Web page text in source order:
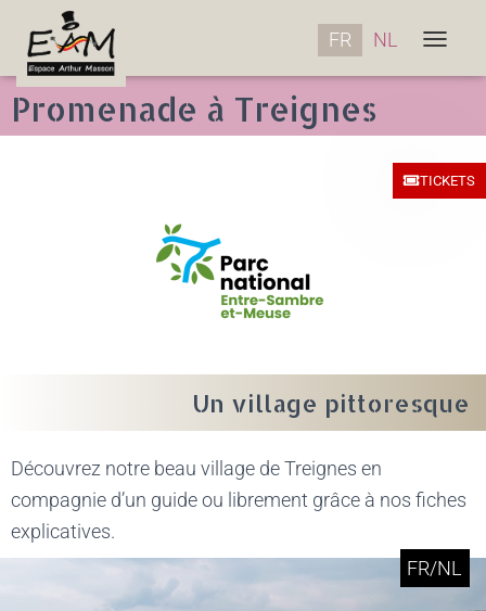
Promenade à Treignes
Un village pittoresque
Découvrez notre beau village de Treignes en
compagnie d’un guide ou librement grâce à nos fiches
explicatives.
FR/NL
TICKETS
FR NL